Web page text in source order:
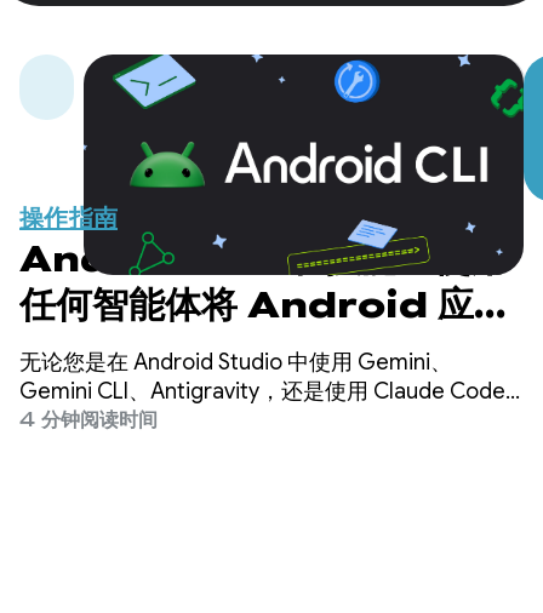
操作指南
Android CLI 和技能：使用
任何智能体将 Android 应用
的构建速度提高 3 倍
无论您是在 Android Studio 中使用 Gemini、
Gemini CLI、Antigravity，还是使用 Claude Code
或 Codex 等第三方智能体，我们的使命都是确保在
4 分钟阅读时间